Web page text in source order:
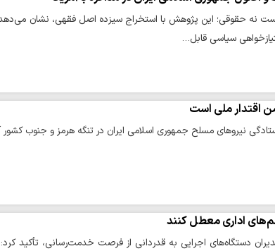
است نه حقوقی؛ این پژوهش با استخراج سیزده اصل فقهی، نشان
سیاسی قابل…
اقتدار ملی است
نیروهای مسلح جمهوری اسلامی ایران در تنگه هرمز و جنوب
اداری معطل کنند
دستگاه‌های اجرایی به قدردانی از فرصت خدمت‌رسانی، تأکید